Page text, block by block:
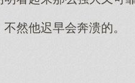
然他迟早会奔溃的。